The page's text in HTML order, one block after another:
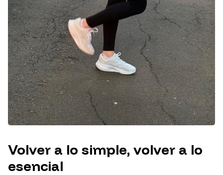
Volver a lo simple, volver a lo
esencial